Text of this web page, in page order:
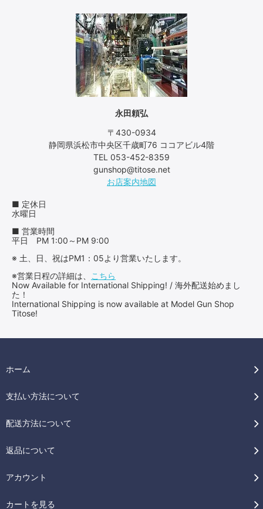
永田頼弘
〒430-0934
静岡県浜松市中央区千歳町76 ココアビル4階
TEL 053-452-8359
gunshop@titose.net
お店案内地図
■ 定休日
水曜日
■ 営業時間
平日 PM 1:00～PM 9:00
※ 土、日、祝はPM1：05より営業いたします。
※営業日程の詳細は、
こちら
Now Available for International Shipping! / 海外配送始めまし
た！
International Shipping is now available at Model Gun Shop
Titose!
ホーム
支払い方法について
配送方法について
返品について
アカウント
カートを見る